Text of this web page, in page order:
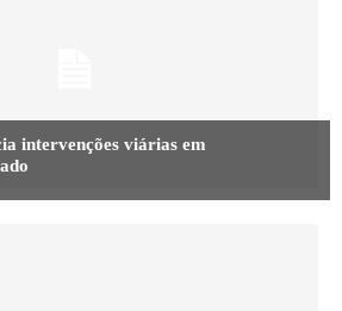
intervenções viárias em